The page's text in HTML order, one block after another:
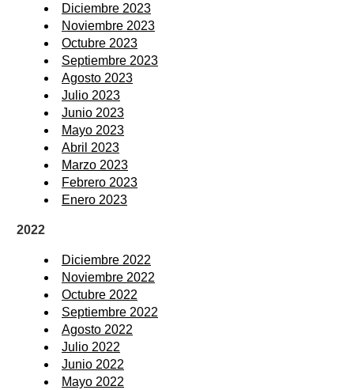
Diciembre 2023
Noviembre 2023
Octubre 2023
Septiembre 2023
Agosto 2023
Julio 2023
Junio 2023
Mayo 2023
Abril 2023
Marzo 2023
Febrero 2023
Enero 2023
2022
Diciembre 2022
Noviembre 2022
Octubre 2022
Septiembre 2022
Agosto 2022
Julio 2022
Junio 2022
Mayo 2022